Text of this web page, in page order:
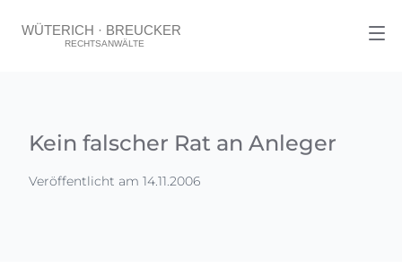
Kein falscher Rat an Anleger
Veröffentlicht am 14.11.2006